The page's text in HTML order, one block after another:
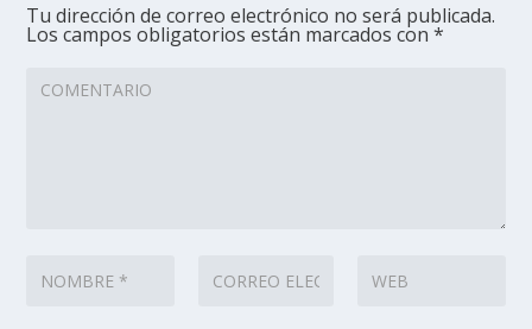
Tu dirección de correo electrónico no será publicada.
Los campos obligatorios están marcados con*